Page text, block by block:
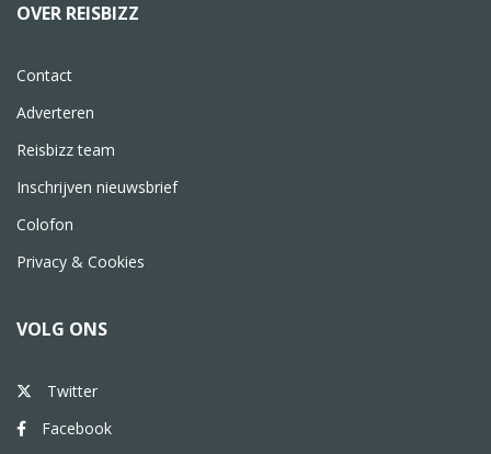
OVER REISBIZZ
Contact
Adverteren
Reisbizz team
Inschrijven nieuwsbrief
Colofon
Privacy & Cookies
VOLG ONS
Twitter
Facebook